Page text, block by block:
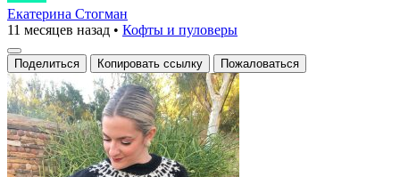
с
узором
на
горловине
Екатерина Стогман
11 месяцев назад • Кофты и пуловеры
Поделиться Копировать ссылку Пожаловаться